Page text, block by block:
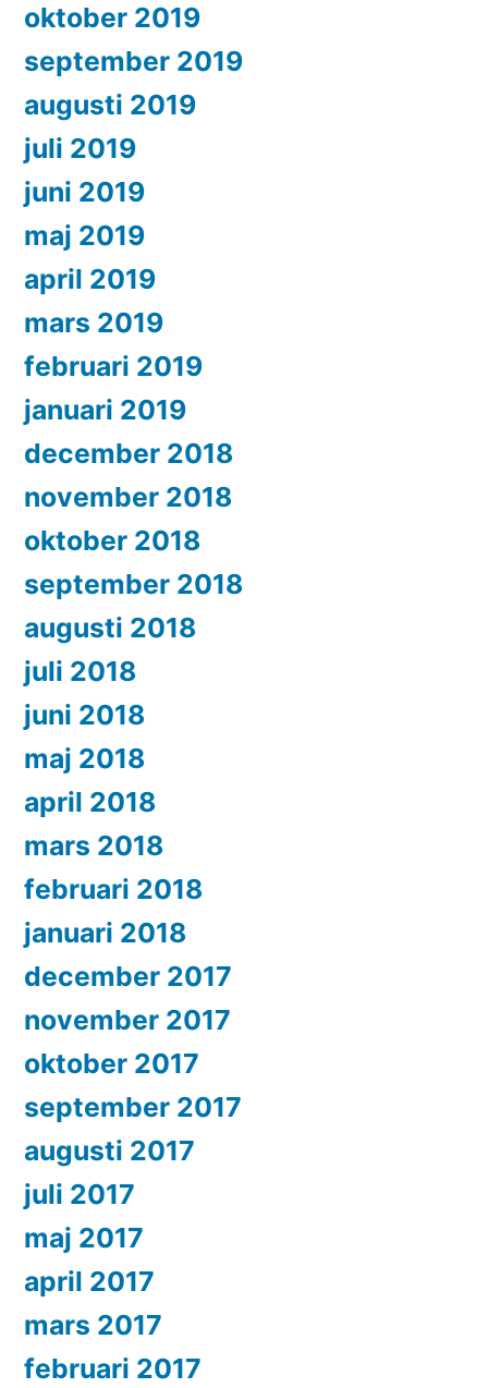
oktober 2019
september 2019
augusti 2019
juli 2019
juni 2019
maj 2019
april 2019
mars 2019
februari 2019
januari 2019
december 2018
november 2018
oktober 2018
september 2018
augusti 2018
juli 2018
juni 2018
maj 2018
april 2018
mars 2018
februari 2018
januari 2018
december 2017
november 2017
oktober 2017
september 2017
augusti 2017
juli 2017
maj 2017
april 2017
mars 2017
februari 2017